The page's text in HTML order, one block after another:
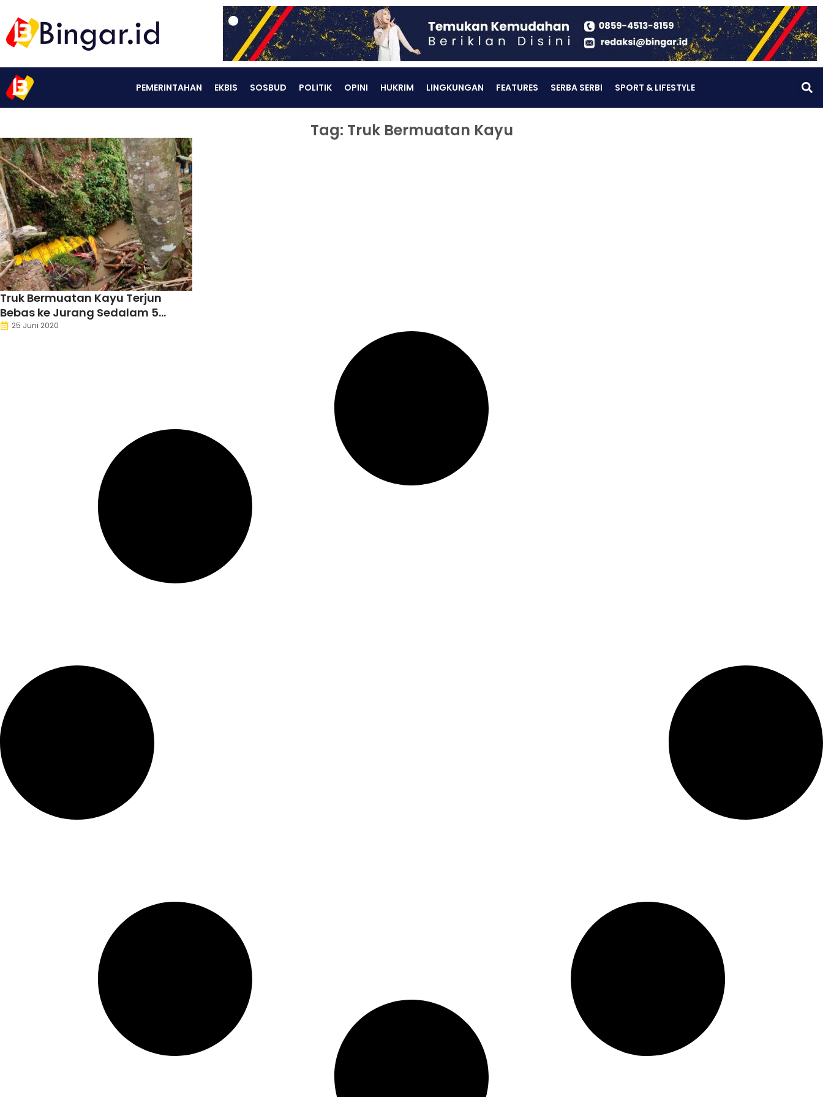
PEMERINTAHAN EKBIS SOSBUD POLITIK OPINI HUKRIM LINGKUNGAN FEATURES SERBA SERBI SPORT & LIFESTYLE
Tag: Truk Bermuatan Kayu
Truk Bermuatan Kayu Terjun
Bebas ke Jurang Sedalam 5
Meter
25 Juni 2020